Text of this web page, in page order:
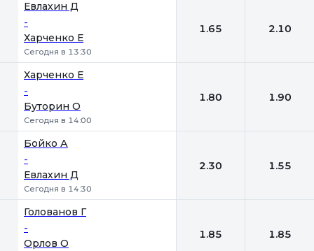
Евлахин Д
-
Харченко Е
Сегодня в 13:30
1.65 2.10
Харченко Е
-
Буторин О
Сегодня в 14:00
1.80 1.90
Бойко А
-
Евлахин Д
Сегодня в 14:30
2.30 1.55
Голованов Г
-
Орлов О
1.85 1.85